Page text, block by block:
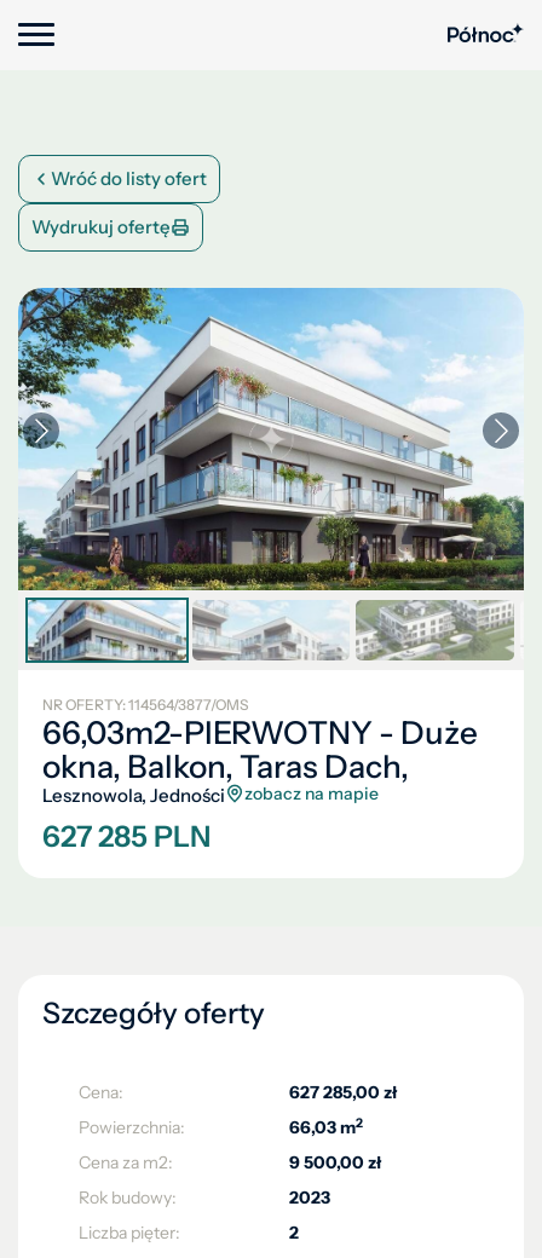
Wróć do listy ofert
Wydrukuj ofertę
NR OFERTY: 114564/3877/OMS
66,03m2-PIERWOTNY - Duże
okna, Balkon, Taras Dach,
Lesznowola, Jedności zobacz na mapie
627 285 PLN
Szczegóły oferty
Cena:
627 285,00 zł
Powierzchnia:
66,03 m2
Cena za m2:
9 500,00 zł
Rok budowy:
2023
Liczba pięter:
2